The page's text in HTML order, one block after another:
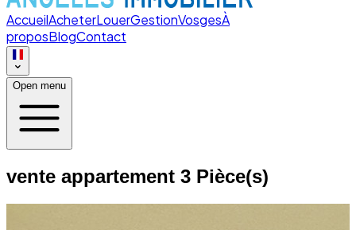
AccueilAcheterLouerGestionVosgesÀ
proposBlogContact
Open menu
vente appartement 3 Pièce(s)